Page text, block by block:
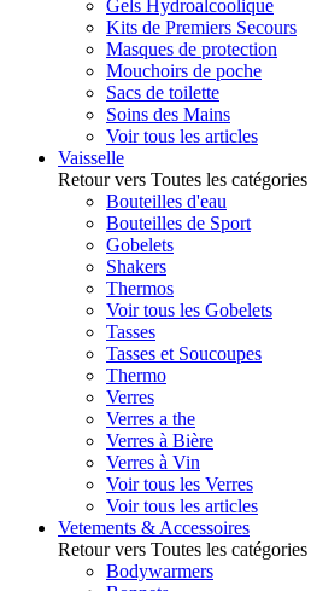
Gels Hydroalcoolique
Kits de Premiers Secours
Masques de protection
Mouchoirs de poche
Sacs de toilette
Soins des Mains
Voir tous les articles
Vaisselle
Retour vers Toutes les catégories
Bouteilles d'eau
Bouteilles de Sport
Gobelets
Shakers
Thermos
Voir tous les Gobelets
Tasses
Tasses et Soucoupes
Thermo
Verres
Verres a the
Verres à Bière
Verres à Vin
Voir tous les Verres
Voir tous les articles
Vetements & Accessoires
Retour vers Toutes les catégories
Bodywarmers